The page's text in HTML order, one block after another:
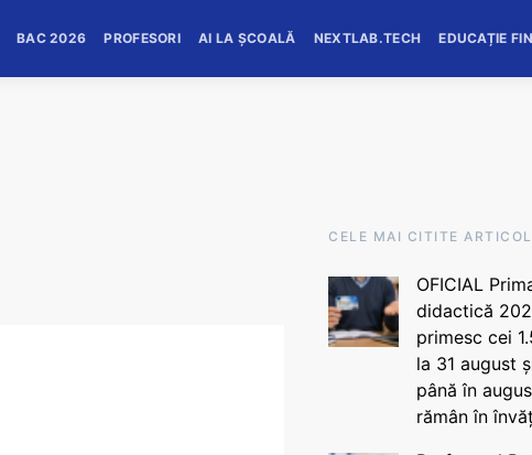
BAC 2026 PROFESORI AI LA ȘCOALĂ NEXTLAB.TECH EDUCAȚIE
CELE MAI CITITE
OFICIAL
didactică
primesc cei
la 31 august
până în
rămân în